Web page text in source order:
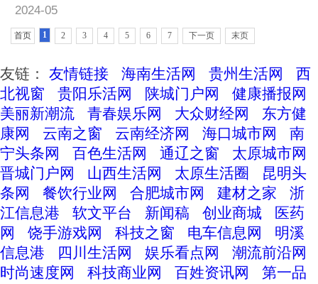
2024-05
首页 1 2 3 4 5 6 7 下一页 末页
友链： 友情链接 海南生活网 贵州生活网
西
北视窗
贵阳乐活网 陕城门户网
健康播报网
美丽新潮流
青春娱乐网 大众财经网
东方健
康网
云南之窗 云南经济网 海口城市网
南
宁头条网
百色生活网 通辽之窗
太原城市网
晋城门户网
山西生活网 太原生活圈
昆明头
条网
餐饮行业网 合肥城市网 建材之家
浙
江信息港
软文平台 新闻稿 创业商城
医药
网
饶手游戏网 科技之窗 电车信息网
明溪
信息港
四川生活网 娱乐看点网
潮流前沿网
时尚速度网
科技商业网 百姓资讯网
第一品